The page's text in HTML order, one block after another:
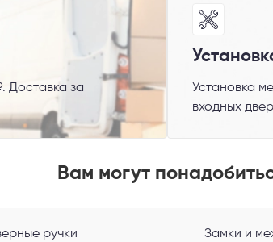
Доставка за
Установка
входных
Вам могут
ручки Замки и
связи
Telegram